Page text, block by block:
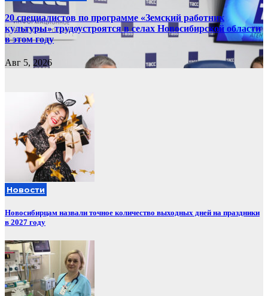
20 специалистов по программе «Земский работник
культуры» трудоустроятся в селах Новосибирской области
в этом году
Авг 5, 2026
Новости
Новосибирцам назвали точное количество выходных дней на праздники
в 2027 году